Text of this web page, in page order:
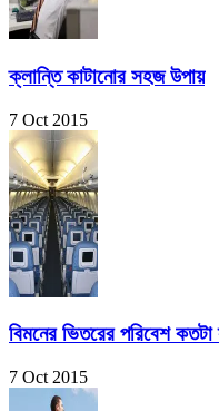
ক্লান্তি কাটানোর সহজ উপায়
7 Oct 2015
বিমনের ভিতরের পরিবেশ কতটা
7 Oct 2015